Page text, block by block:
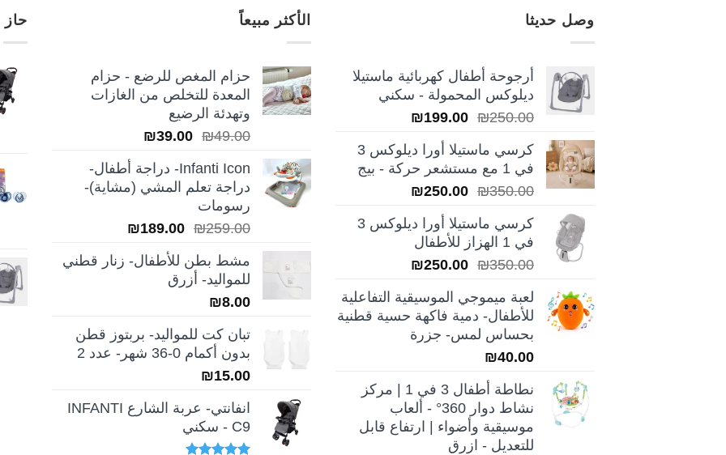
وصل حديثا
أرجوحة أطفال كهربائية ماستيلا
ديلوكس المحمولة - سكني
₪250.00
السعر
الأصلي
هو:
₪250.00.
₪199.00
السعر
هو:
₪199.00.
كرسي ماستيلا أورا ديلوكس 3
في 1 مع مستشعر حركة - بيج
₪350.00
السعر
الأصلي
هو:
₪350.00.
₪250.00
السعر
هو:
كرسي ماستيلا أورا ديلوكس 3
في 1 الهزاز للأطفال
₪350.00
السعر
هو:
₪350.00.
₪250.00
السعر
هو:
₪250.00.
لعبة ميموجي الموسيقية التفاعلية
للأطفال- دمية فاكهة حسية قطنية
بحساس لمس- جزرة
₪40.00
نطاطة أطفال 3 في 1 | مركز
نشاط دوار 360° - ألعاب
موسيقية وأضواء | ارتفاع قابل
للتعديل - ازرق
الأكثر مبيعاً
حزام المغص للرضع - حزام
المعدة للتخلص من الغازات
وتهدئة الرضيع
₪49.00
السعر
هو:
₪49.00.
₪39.00
السعر
الحالي
هو:
₪39.00.
Infanti Icon- دراجة أطفال-
دراجة تعلم المشي (مشاية)-
رسومات
₪259.00
السعر
الأصلي
هو:
₪259.00.
₪189.00
السعر
هو:
مشط بطن للأطفال- زنار قطني
للمواليد- أزرق
₪8.00
تبان كت للمواليد- بربتوز قطن
بدون أكمام 0-36 شهر- عدد 2
₪15.00
انفانتي- عربة الشارع INFANTI
C9 - سكني